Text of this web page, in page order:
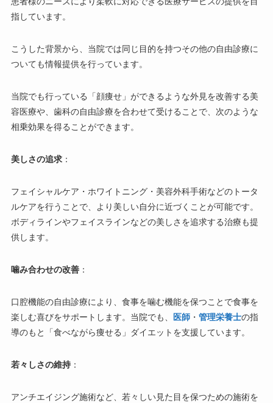
指しています。
こうした背景から、当院では同じ目的を持つその他の自由診療に
ついても情報提供を行っています。
当院でも行っている「顔痩せ」ができるような外見を改善する美
容医療や、歯科の自由診療を合わせて受けることで、次のような
相乗効果を得ることができます。
美しさの追求：
フェイシャルケア・ホワイトニング・美容外科手術などのトータ
ルケアを行うことで、より美しい自分に近づくことが可能です。
ボディラインやフェイスラインなどの美しさを追求する治療も提
供します。
噛み合わせの改善：
口腔機能の自由診療により、食事を噛む機能を保つことで食事を
楽しむ喜びをサポートします。当院でも、
医師・ 管理栄養士の指
導のもと「食べながら痩せる」ダイエットを支援しています。
若々しさの維持：
アンチエイジング施術など、若々しい見た目を保つための施術を